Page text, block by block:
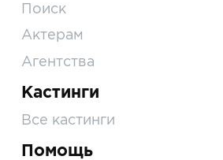
Поиск
Актерам
Агентства
Кастинги
Все кастинги
Помощь